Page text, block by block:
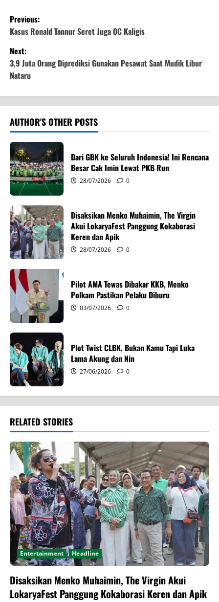
P
o
s
t
n
a
v
i
g
a
t
i
o
n
Previous:
Kasus Ronald Tannur Seret Juga OC Kaligis
Next:
3,9 Juta Orang Diprediksi Gunakan Pesawat Saat Mudik Libur
Nataru
AUTHOR'S OTHER POSTS
Dari GBK ke Seluruh Indonesia! Ini Rencana
Besar Cak Imin Lewat PKB Run
28/07/2026 0
Disaksikan Menko Muhaimin, The Virgin
Akui LokaryaFest Panggung Kokaborasi
Keren dan Apik
28/07/2026 0
Pilot AMA Tewas Dibakar KKB, Menko
Polkam Pastikan Pelaku Diburu
03/07/2026 0
Plot Twist CLBK, Bukan Kamu Tapi Luka
Lama Akung dan Nin
27/06/2026 0
RELATED STORIES
Entertainment Headline
Disaksikan Menko Muhaimin, The Virgin Akui
LokaryaFest Panggung Kokaborasi Keren dan Apik